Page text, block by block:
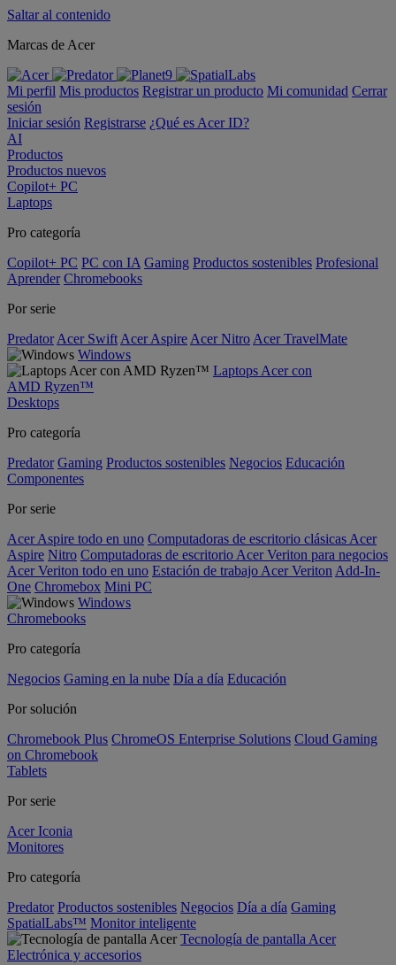
Saltar al contenido
Marcas de Acer
Mi perfil Mis productos Registrar un producto Mi comunidad Cerrar
sesión
Iniciar sesión Registrarse ¿Qué es Acer ID?
AI
Productos
Productos nuevos
Copilot+ PC
Laptops
Pro categoría
Copilot+ PC PC con IA Gaming Productos sostenibles Profesional
Aprender Chromebooks
Por serie
Predator Acer Swift Acer Aspire Acer Nitro Acer TravelMate
Windows
Laptops Acer con
AMD Ryzen™
Desktops
Pro categoría
Predator Gaming Productos sostenibles Negocios Educación
Componentes
Por serie
Acer Aspire todo en uno Computadoras de escritorio clásicas Acer
Aspire Nitro Computadoras de escritorio Acer Veriton para negocios
Acer Veriton todo en uno Estación de trabajo Acer Veriton Add-In-
One Chromebox Mini PC
Windows
Chromebooks
Pro categoría
Negocios Gaming en la nube Día a día Educación
Por solución
Chromebook Plus ChromeOS Enterprise Solutions Cloud Gaming
on Chromebook
Tablets
Por serie
Acer Iconia
Monitores
Pro categoría
Predator Productos sostenibles Negocios Día a día Gaming
SpatialLabs™ Monitor inteligente
Tecnología de pantalla Acer
Electrónica y accesorios